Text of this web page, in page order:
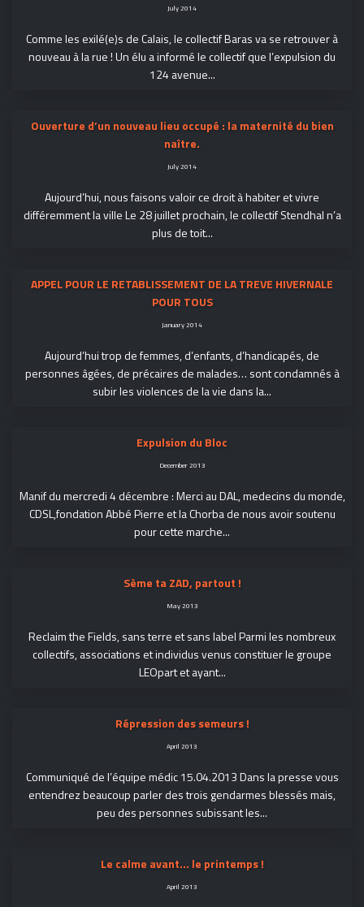
July 2014
Comme les exilé(e)s de Calais, le collectif Baras va se retrouver à
nouveau à la rue ! Un élu a informé le collectif que l’expulsion du
124 avenue...
Ouverture d’un nouveau lieu occupé : la maternité du bien
naître.
July 2014
Aujourd’hui, nous faisons valoir ce droit à habiter et vivre
différemment la ville Le 28 juillet prochain, le collectif Stendhal n’a
plus de toit...
APPEL POUR LE RETABLISSEMENT DE LA TREVE HIVERNALE
POUR TOUS
January 2014
Aujourd’hui trop de femmes, d’enfants, d’handicapés, de
personnes âgées, de précaires de malades… sont condamnés à
subir les violences de la vie dans la...
Expulsion du Bloc
December 2013
Manif du mercredi 4 décembre : Merci au DAL, medecins du monde,
CDSL,fondation Abbé Pierre et la Chorba de nous avoir soutenu
pour cette marche...
Sème ta ZAD, partout !
May 2013
Reclaim the Fields, sans terre et sans label Parmi les nombreux
collectifs, associations et individus venus constituer le groupe
LEOpart et ayant...
Répression des semeurs !
April 2013
Communiqué de l’équipe médic 15.04.2013 Dans la presse vous
entendrez beaucoup parler des trois gendarmes blessés mais,
peu des personnes subissant les...
Le calme avant... le printemps !
April 2013